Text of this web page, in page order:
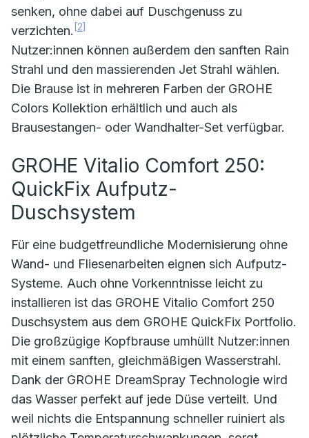
senken, ohne dabei auf Duschgenuss zu
verzichten. [2]
Nutzer:innen können außerdem den sanften Rain
Strahl und den massierenden Jet Strahl wählen.
Die Brause ist in mehreren Farben der GROHE
Colors Kollektion erhältlich und auch als
Brausestangen- oder Wandhalter-Set verfügbar.
GROHE Vitalio Comfort 250:
QuickFix Aufputz-
Duschsystem
Für eine budgetfreundliche Modernisierung ohne
Wand- und Fliesenarbeiten eignen sich Aufputz-
Systeme. Auch ohne Vorkenntnisse leicht zu
installieren ist das GROHE Vitalio Comfort 250
Duschsystem aus dem GROHE QuickFix Portfolio.
Die großzügige Kopfbrause umhüllt Nutzer:innen
mit einem sanften, gleichmäßigen Wasserstrahl.
Dank der GROHE DreamSpray Technologie wird
das Wasser perfekt auf jede Düse verteilt. Und
weil nichts die Entspannung schneller ruiniert als